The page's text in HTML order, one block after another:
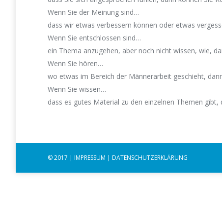
Wenn Sie der Meinung sind…
dass wir etwas verbessern können oder etwas
Wenn Sie entschlossen sind…
ein Thema anzugehen, aber noch nicht wissen, wie,
Wenn Sie hören…
wo etwas im Bereich der Männerarbeit geschieht,
Wenn Sie wissen…
dass es gutes Material zu den einzelnen Themen
© 2017 | IMPRESSUM | DATENSCHUTZERKLÄRUNG